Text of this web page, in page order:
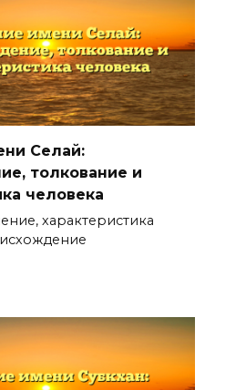
Селай:
толкование и
человека
характеристика